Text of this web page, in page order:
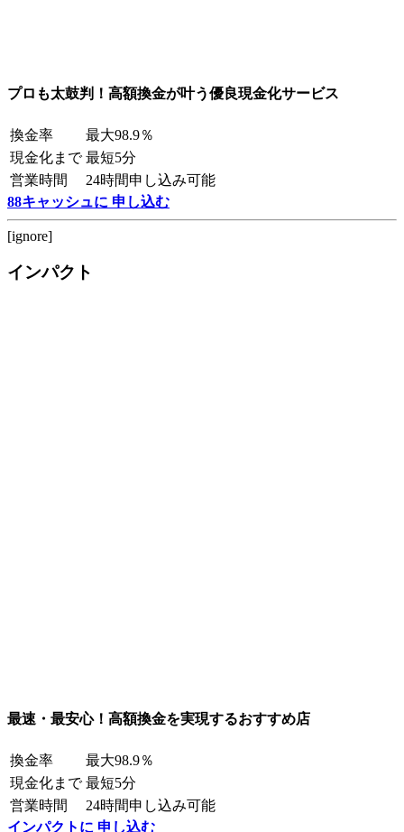
プロも太鼓判！高額換金が叶う優良現金化サービス
換金率
最大98.9％
現金化まで 最短5分
営業時間
24時間申し込み可能
88キャッシュに 申し込む
[ignore]
インパクト
最速・最安心！高額換金を実現するおすすめ店
換金率
最大98.9％
現金化まで 最短5分
営業時間
24時間申し込み可能
インパクトに 申し込む